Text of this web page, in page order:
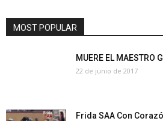
MOST POPULAR
MUERE EL MAESTRO
22 de junio de 2017
Frida SAA Con